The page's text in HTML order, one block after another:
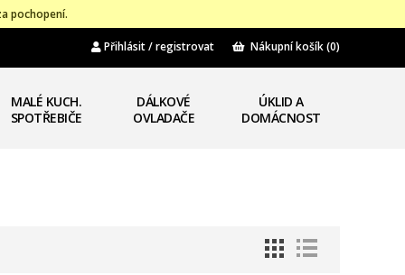
pochopení.
Přihlásit / registrovat Nákupní košík(0)
MALÉ KUCH.
SPOTŘEBIČE
DÁLKOVÉ
OVLADAČE
ÚKLID A
DOMÁCNOST